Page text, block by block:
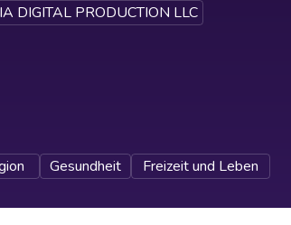
DIGITAL PRODUCTION LLC
Gesundheit Freizeit und Leben